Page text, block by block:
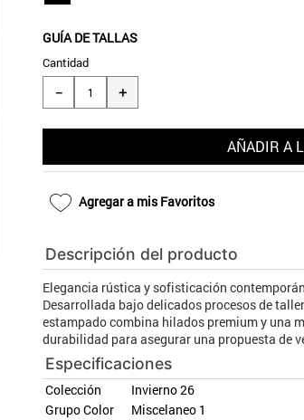
GUÍA DE TALLAS
Cantidad
＋
－
AÑADIR A
Agregar a mis Favoritos
Descripción del producto
Elegancia rústica y sofisticación
Desarrollada bajo delicados procesos de
estampado combina hilados premium y una
durabilidad para asegurar una propuesta de
Especificaciones
Colección
Invierno 26
Grupo Color
Miscelaneo 1